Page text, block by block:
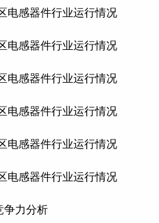
电感器件行业运行情况
电感器件行业运行情况
电感器件行业运行情况
电感器件行业运行情况
电感器件行业运行情况
电感器件行业运行情况
争力分析